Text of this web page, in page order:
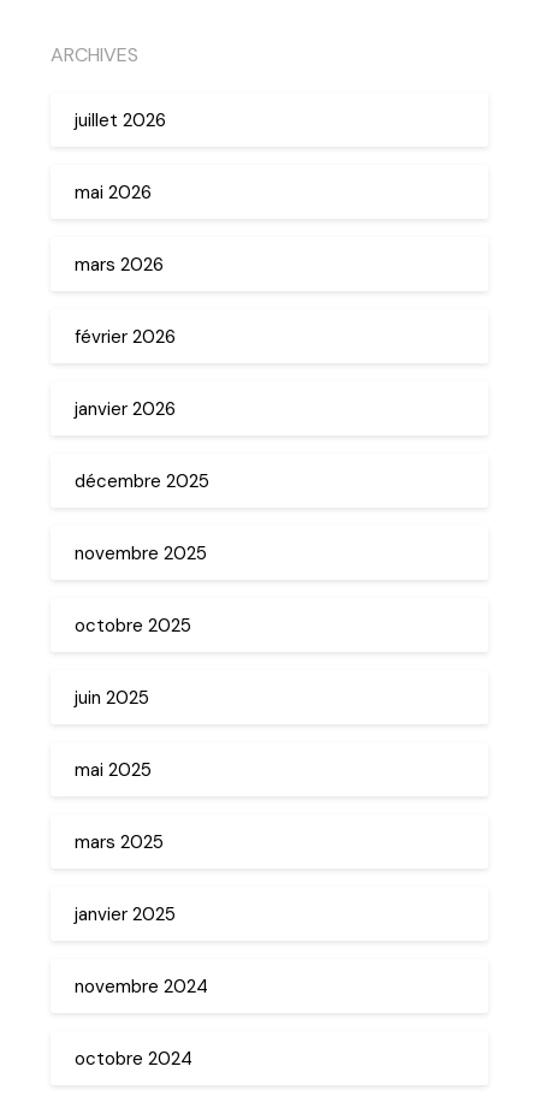
ARCHIVES
juillet 2026
mai 2026
mars 2026
février 2026
janvier 2026
décembre 2025
novembre 2025
octobre 2025
juin 2025
mai 2025
mars 2025
janvier 2025
novembre 2024
octobre 2024